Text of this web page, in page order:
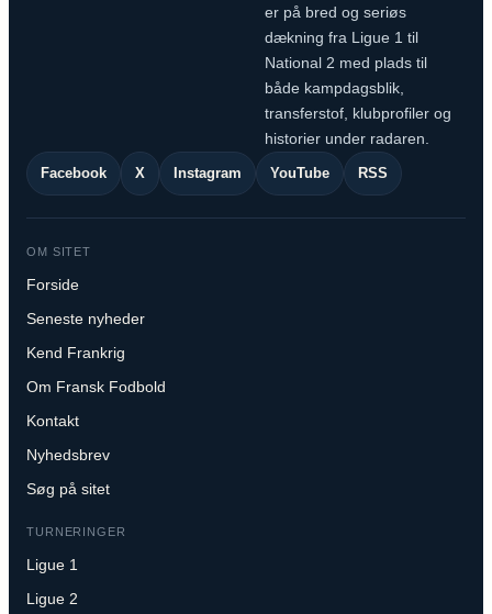
er på bred og seriøs
dækning fra Ligue 1 til
National 2 med plads til
både kampdagsblik,
transferstof, klubprofiler og
historier under radaren.
Facebook X Instagram YouTube RSS
OM SITET
Forside
Seneste nyheder
Kend Frankrig
Om Fransk Fodbold
Kontakt
Nyhedsbrev
Søg på sitet
TURNERINGER
Ligue 1
Ligue 2